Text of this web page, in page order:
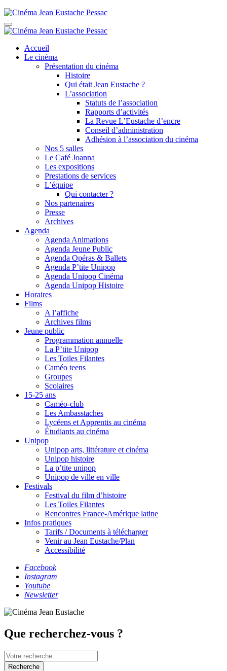
Accueil
Le cinéma
Présentation du cinéma
Histoire
Qui était Jean Eustache ?
L’association
Statuts de l’association
Rapports d’activités
La Revue L’Eustache d’encre
Conseil d’administration
Adhésion à l’association du cinéma
Nos 5 salles
Le Café Joanna
Les expositions
Prestations de services
L’équipe
Qui contacter ?
Nos partenaires
Presse
Archives
Agenda
Agenda Animations
Agenda Jeune Public
Agenda Opéras & Ballets
Agenda P’tite Unipop
Agenda Unipop Cinéma
Agenda Unipop Histoire
Horaires
Films
A l’affiche
Archives films
Jeune public
Programmation annuelle
La P’tite Unipop
Les Toiles Filantes
Caméo teens
Groupes
Scolaires
15-25 ans
Caméo-club
Les Ambasstaches
Lycéens et Apprentis au cinéma
Étudiants au cinéma
Unipop
Unipop arts, littérature et cinéma
Unipop histoire
La p’tite unipop
Unipop de ville en ville
Festivals
Festival du film d’histoire
Les Toiles Filantes
Rencontres France-Amérique latine
Infos pratiques
Tarifs / Documents à télécharger
Venir au Jean Eustache/Plan
Accessibilité
Facebook
Instagram
Youtube
Newsletter
Que recherchez-vous ?
Recherche